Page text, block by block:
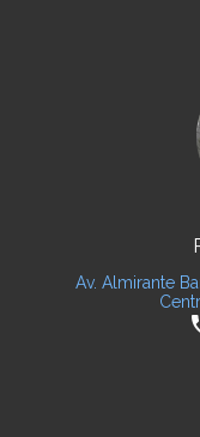
Av. Almirante